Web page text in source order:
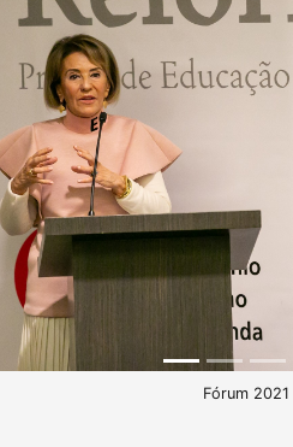
Fórum 2021